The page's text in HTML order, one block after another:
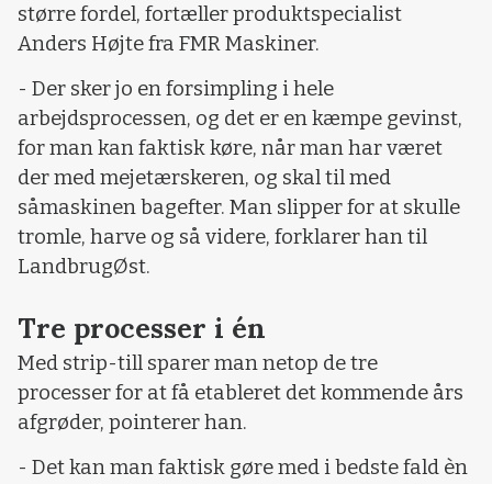
større fordel, fortæller produktspecialist
Anders Højte fra FMR Maskiner.
- Der sker jo en forsimpling i hele
arbejdsprocessen, og det er en kæmpe gevinst,
for man kan faktisk køre, når man har været
der med mejetærskeren, og skal til med
såmaskinen bagefter. Man slipper for at skulle
tromle, harve og så videre, forklarer han til
LandbrugØst.
Tre processer i én
Med strip-till sparer man netop de tre
processer for at få etableret det kommende års
afgrøder, pointerer han.
- Det kan man faktisk gøre med i bedste fald èn